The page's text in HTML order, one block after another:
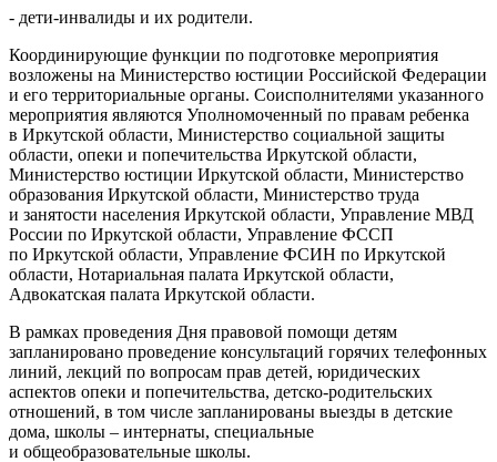
- дети-инвалиды и их родители.
Координирующие функции по подготовке мероприятия
возложены на Министерство юстиции Российской Федерации
и его территориальные органы. Соисполнителями указанного
мероприятия являются Уполномоченный по правам ребенка
в Иркутской области, Министерство социальной защиты
области, опеки и попечительства Иркутской области,
Министерство юстиции Иркутской области, Министерство
образования Иркутской области, Министерство труда
и занятости населения Иркутской области, Управление МВД
России по Иркутской области, Управление ФССП
по Иркутской области, Управление ФСИН по Иркутской
области, Нотариальная палата Иркутской области,
Адвокатская палата Иркутской области.
В рамках проведения Дня правовой помощи детям
запланировано проведение консультаций горячих телефонных
линий, лекций по вопросам прав детей, юридических
аспектов опеки и попечительства, детско-родительских
отношений, в том числе запланированы выезды в детские
дома, школы – интернаты, специальные
и общеобразовательные школы.